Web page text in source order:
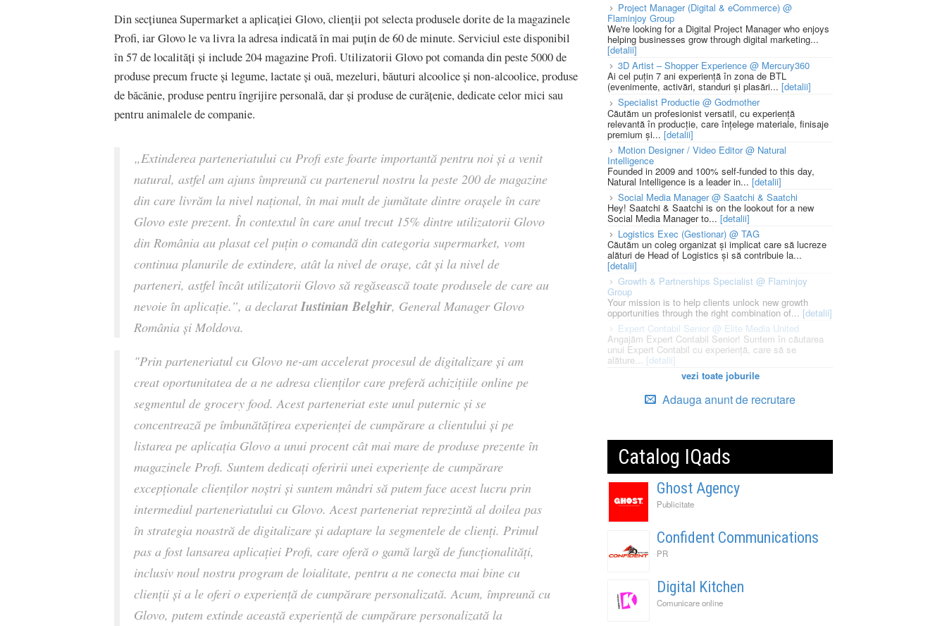
Din secțiunea Supermarket a aplicației Glovo, clienții pot selecta produsele dorite de la magazinele
Profi, iar Glovo le va livra la adresa indicată în mai puțin de 60 de minute. Serviciul este disponibil
în 57 de localități și include 204 magazine Profi. Utilizatorii Glovo pot comanda din peste 5000 de
produse precum fructe și legume, lactate și ouă, mezeluri, băuturi alcoolice și non-alcoolice, produse
de băcănie, produse pentru îngrijire personală, dar și produse de curățenie, dedicate celor mici sau
pentru animalele de companie.
„Extinderea parteneriatului cu Profi este foarte importantă pentru noi și a venit
natural, astfel am ajuns împreună cu partenerul nostru la peste 200 de magazine
din care livrăm la nivel național, în mai mult de jumătate dintre orașele în care
Glovo este prezent. În contextul în care anul trecut 15% dintre utilizatorii Glovo
din România au plasat cel puțin o comandă din categoria supermarket, vom
continua planurile de extindere, atât la nivel de orașe, cât și la nivel de
parteneri, astfel încât utilizatorii Glovo să regăsească toate produsele de care au
nevoie în aplicație.”, a declaratIustinian Belghir, General Manager Glovo
România și Moldova.
"Prin parteneriatul cu Glovo ne-am accelerat procesul de digitalizare și am
creat oportunitatea de a ne adresa clienților care preferă achizițiile online pe
segmentul de grocery food. Acest parteneriat este unul puternic și se
concentrează pe îmbunătățirea experienței de cumpărare a clientului și pe
listarea pe aplicația Glovo a unui procent cât mai mare de produse prezente în
magazinele Profi. Suntem dedicați oferirii unei experiențe de cumpărare
excepționale clienților noștri și suntem mândri să putem face acest lucru prin
intermediul parteneriatului cu Glovo. Acest parteneriat reprezintă al doilea pas
în strategia noastră de digitalizare și adaptare la segmentele de clienți. Primul
pas a fost lansarea aplicației Profi, care oferă o gamă largă de funcționalități,
inclusiv noul nostru program de loialitate, pentru a ne conecta mai bine cu
clienții și a le oferi o experiență de cumpărare personalizată. Acum, împreună cu
Glovo, putem extinde această experiență de cumpărare personalizată la
Project Manager (Digital & eCommerce) @
Flaminjoy Group
We're looking for a Digital Project Manager who enjoys
helping businesses grow through digital marketing...
[detalii]
3D Artist – Shopper Experience @ Mercury360
Ai cel puțin 7 ani experiență în zona de BTL
(evenimente, activări, standuri și plasări... [detalii]
Specialist Productie @ Godmother
Căutăm un profesionist versatil, cu experiență
relevantă în producție, care înțelege materiale, finisaje
premium și... [detalii]
Motion Designer / Video Editor @ Natural
Intelligence
Founded in 2009 and 100% self-funded to this day,
Natural Intelligence is a leader in... [detalii]
Social Media Manager @ Saatchi & Saatchi
Hey! Saatchi & Saatchi is on the lookout for a new
Social Media Manager to... [detalii]
Logistics Exec (Gestionar) @ TAG
Căutăm un coleg organizat și implicat care să lucreze
alături de Head of Logistics și să contribuie la...
[detalii]
Growth & Partnerships Specialist @ Flaminjoy
Group
Your mission is to help clients unlock new growth
opportunities through the right combination of... [detalii]
Expert Contabil Senior @ Elite Media United
Angajăm Expert Contabil Senior! Suntem în căutarea
unui Expert Contabil cu experiență, care să se
alăture... [detalii]
vezi toate joburile
Adauga anunt de recrutare
Catalog IQads
Ghost Agency
Publicitate
Confident Communications
PR
Digital Kitchen
Comunicare online